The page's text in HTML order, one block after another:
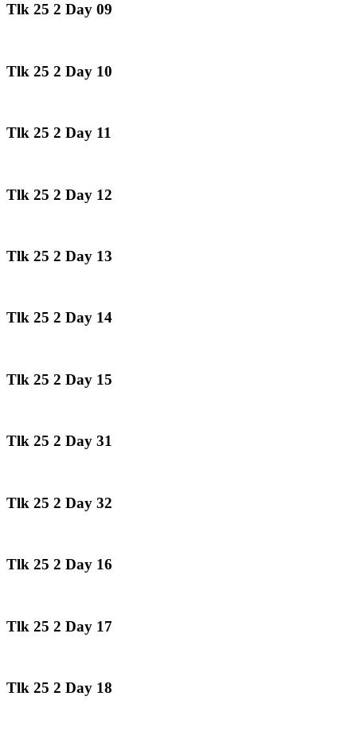
Tlk 25 2 Day 09
Tlk 25 2 Day 10
Tlk 25 2 Day 11
Tlk 25 2 Day 12
Tlk 25 2 Day 13
Tlk 25 2 Day 14
Tlk 25 2 Day 15
Tlk 25 2 Day 31
Tlk 25 2 Day 32
Tlk 25 2 Day 16
Tlk 25 2 Day 17
Tlk 25 2 Day 18